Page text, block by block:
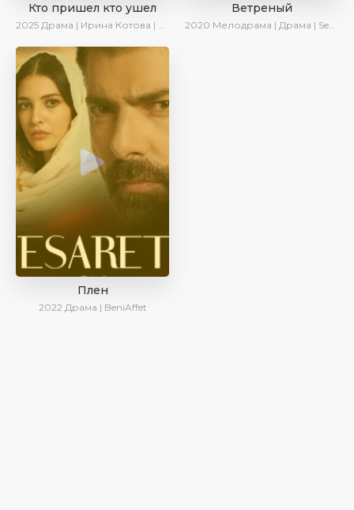
Кто пришел кто ушел
2025 Драма | Ирина Котова | Новинки | Сериалы 2025
Ветреный
2020 Мелодрама | Драма | SesDizi | Ирина Котова | AveTurk
Плен
2022 Драма | BeniAffet